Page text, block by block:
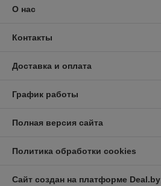
О нас
Контакты
Доставка и оплата
График работы
Полная версия сайта
Политика обработки cookies
Сайт создан на платформе Deal.by